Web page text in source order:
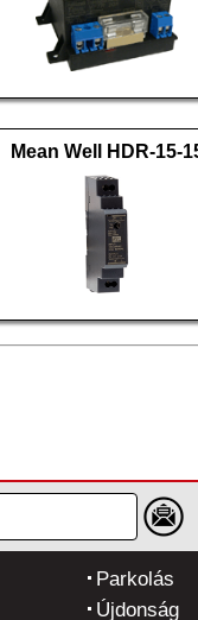
Mean Well HDR-15-
Parkolás
Újdonság